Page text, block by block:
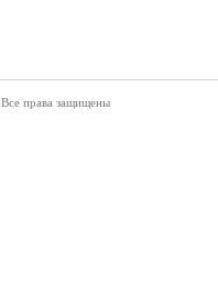
Все права защищены